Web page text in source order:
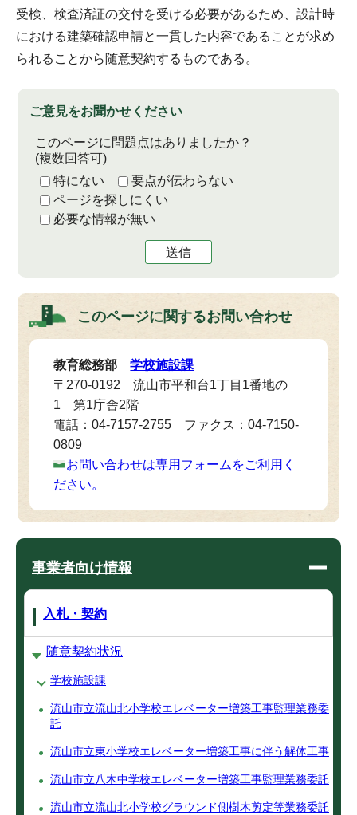
受検、検査済証の交付を受ける必要があるため、設計時
における建築確認申請と一貫した内容であることが求め
られることから随意契約するものである。
ご意見をお聞かせください
このページに問題点はありましたか？
(複数回答可)
特にない
要点が伝わらない
ページを探しにくい
必要な情報が無い
送信
このページに関するお問い合わせ
教育総務部学校施設課
〒270-0192 流山市平和台1丁目1番地の
1 第1庁舎2階
電話：04-7157-2755 ファクス：04-7150-
0809
お問い合わせは専用フォームをご利用く
ださい。
事業者向け情報
入札・契約
随意契約状況
学校施設課
流山市立流山北小学校エレベーター増築工事監理業務委
託
流山市立東小学校エレベーター増築工事に伴う解体工事
流山市立八木中学校エレベーター増築工事監理業務委託
流山市立流山北小学校グラウンド側樹木剪定等業務委託